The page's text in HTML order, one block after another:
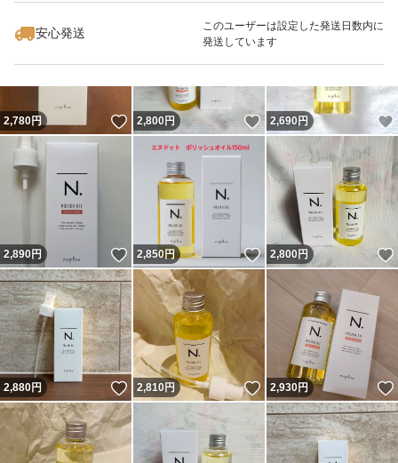
安心発送
このユーザーは設定した発送日数内に
発送しています
2,780円 いいね！
2,800円 いいね！
2,690円
2,890円 いいね！
2,850円 いいね！
2,800円
2,880円 いいね！
2,810円 いいね！
2,930円